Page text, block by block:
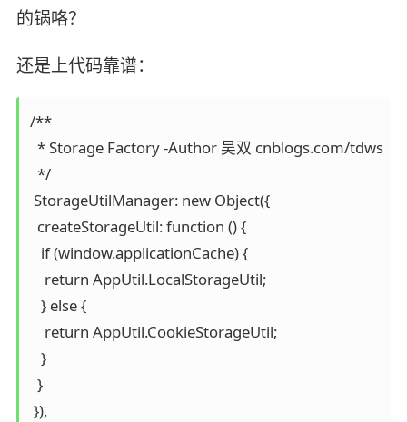
的锅咯？
还是上代码靠谱：
/**
  * Storage Factory -Author 吴双 cnblogs.com/tdws
  */
StorageUtilManager: new Object({
  createStorageUtil: function () {
   if (window.applicationCache) {
    return AppUtil.LocalStorageUtil;
   } else {
    return AppUtil.CookieStorageUtil;
   }
  }
}),